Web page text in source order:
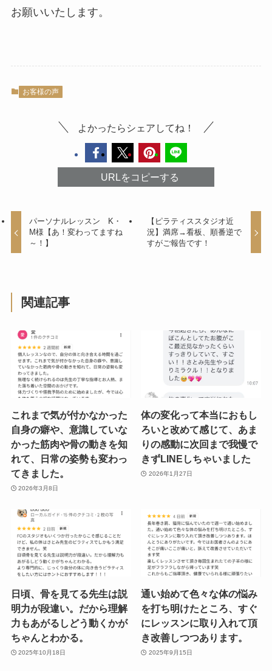
お願いいたします。
お客様の声
よかったらシェアしてね！
URLをコピーする
パーソナルレッスン K・
M様【あ！変わってますね
～！】
【ピラティススタジオ近
況】満席→看板、順番逆で
すがご報告です！
関連記事
これまで気が付かなかった
自身の癖や、意識していな
かった筋肉や骨の動きを知
れて、日常の姿勢も変わっ
てきました。
2026年3月8日
体の変化って本当におもし
ろいと改めて感じて、あま
りの感動に次回まで我慢で
きずLINEしちゃいました
2026年1月27日
日頃、骨を見てる先生は説
明力が段違い。だから理解
力もあがるしどう動くかが
ちゃんとわかる。
2025年10月18日
通い始めて色々な体の悩み
を打ち明けたところ、すぐ
にレッスンに取り入れて頂
き改善しつつあります。
2025年9月15日